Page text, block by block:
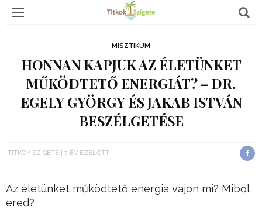
MISZTIKUM
HONNAN KAPJUK AZ ÉLETÜNKET
MŰKÖDTETŐ ENERGIÁT? – DR.
EGELY GYÖRGY ÉS JAKAB ISTVÁN
BESZÉLGETÉSE
TITKOK SZIGETE 7 ÉV EZELŐTT
Az életünket működtető energia vajon mi? Miből
ered?